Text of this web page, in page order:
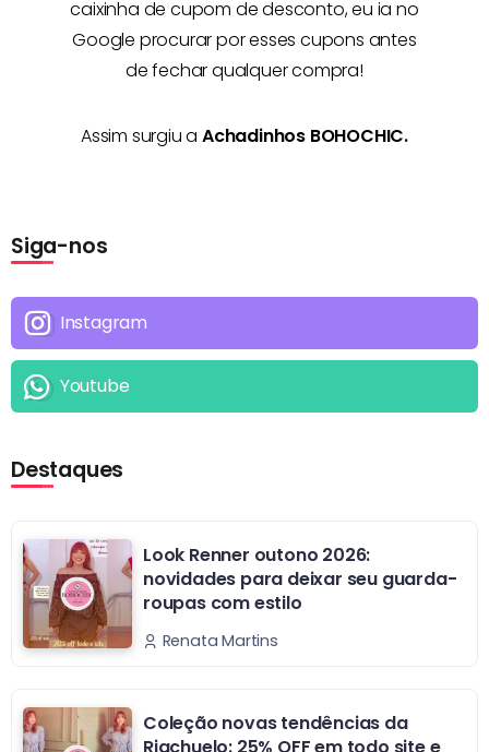
caixinha de cupom de desconto, eu ia no
Google procurar por esses cupons antes
de fechar qualquer compra!
Assim surgiu a Achadinhos BOHOCHIC.
Siga-nos
Instagram
Youtube
Destaques
Look Renner outono 2026:
novidades para deixar seu guarda-
roupas com estilo
Renata Martins
Coleção novas tendências da
Riachuelo: 25% OFF em todo site e